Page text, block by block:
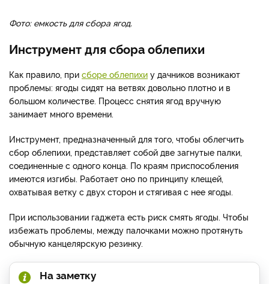
Фото: емкость для сбора ягод.
Инструмент для сбора облепихи
Как правило, при сборе облепихи у дачников возникают
проблемы: ягоды сидят на ветвях довольно плотно и в
большом количестве. Процесс снятия ягод вручную
занимает много времени.
Инструмент, предназначенный для того, чтобы облегчить
сбор облепихи, представляет собой две загнутые палки,
соединенные с одного конца. По краям приспособления
имеются изгибы. Работает оно по принципу клещей,
охватывая ветку с двух сторон и стягивая с нее ягоды.
При использовании гаджета есть риск смять ягоды. Чтобы
избежать проблемы, между палочками можно протянуть
обычную канцелярскую резинку.
На заметку